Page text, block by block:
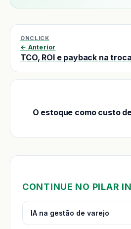
ONCLICK
← Anterior
TCO, ROI e payback na
O estoque como custo
CONTINUE NO PILAR
IA na gestão de varejo